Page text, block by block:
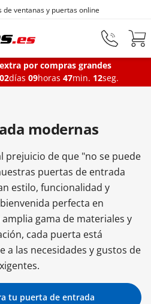
principal
de ventanas y puertas online
por compras grandes
02días 09horas 47min. 11seg.
modernas
prejuicio de que "no se puede
puertas de entrada
estilo, funcionalidad y
perfecta en
gama de materiales y
cada puerta está
a las necesidades y gustos de
tu puerta de entrada